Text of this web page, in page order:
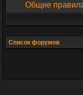
Общие
Список форумов